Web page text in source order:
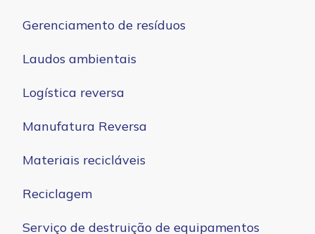
Gerenciamento de resíduos
Laudos ambientais
Logística reversa
Manufatura Reversa
Materiais recicláveis
Reciclagem
Serviço de destruição de equipamentos